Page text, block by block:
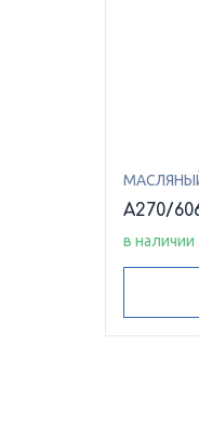
A270/
в наличии